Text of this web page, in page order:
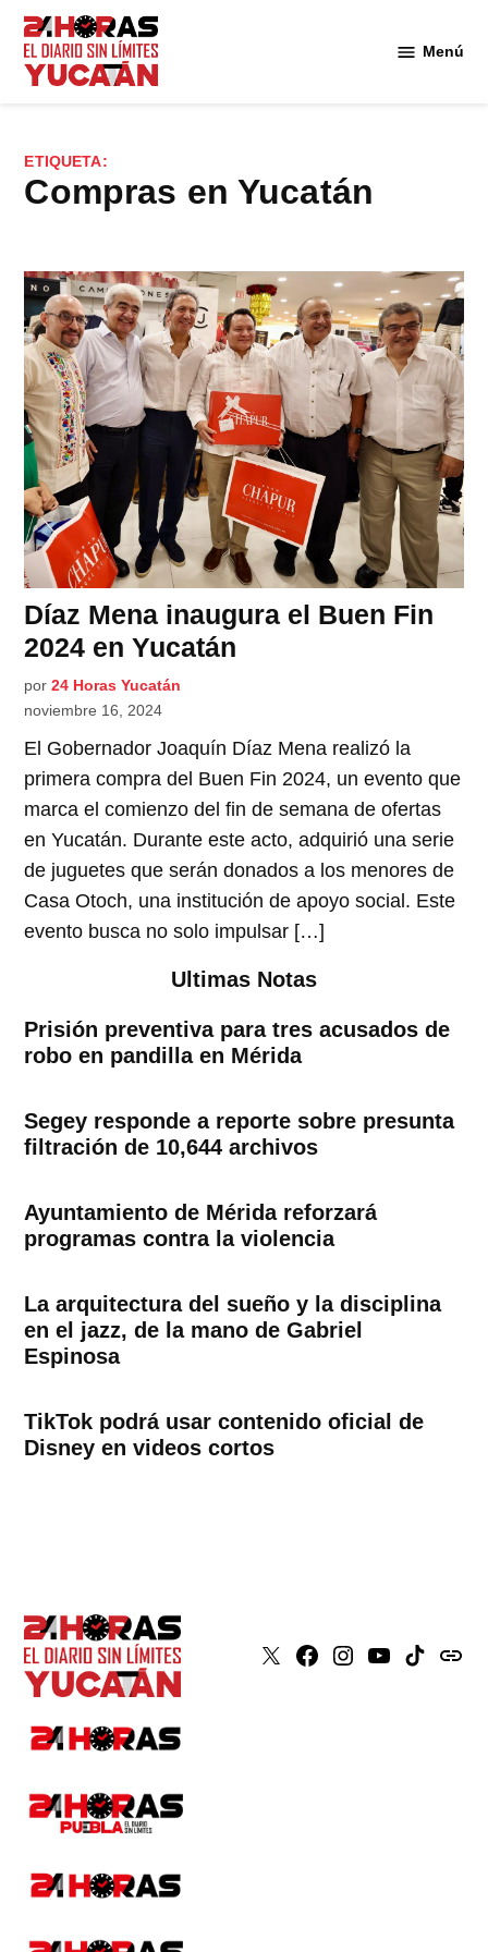
Saltar
contenido
Menú
ETIQUETA:
compras en Yucatán
Díaz Mena inaugura el Buen Fin
2024 en Yucatán
por 24 Horas Yucatán
noviembre 16, 2024
El Gobernador Joaquín Díaz Mena realizó la
primera compra del Buen Fin 2024, un evento que
marca el comienzo del fin de semana de ofertas
en Yucatán. Durante este acto, adquirió una serie
de juguetes que serán donados a los menores de
Casa Otoch, una institución de apoyo social. Este
evento busca no solo impulsar […]
Ultimas Notas
Prisión preventiva para tres acusados de
robo en pandilla en Mérida
Segey responde a reporte sobre presunta
filtración de 10,644 archivos
Ayuntamiento de Mérida reforzará
programas contra la violencia
La arquitectura del sueño y la disciplina
en el jazz, de la mano de Gabriel
Espinosa
TikTok podrá usar contenido oficial de
Disney en videos cortos
X Faceboook
Instagram
YoutubeTiktokissuu